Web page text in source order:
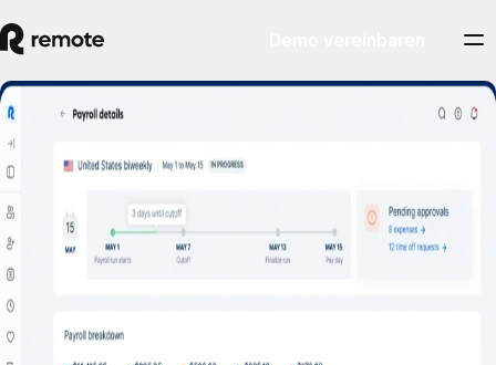
Expandiere und baue ein Team in den USA
auf
Profitiere von unkomplizierten Beschäftigungslösungen in den USA –
mit Remote, deinem Partner für globales Wachstum.
Kontaktiere uns